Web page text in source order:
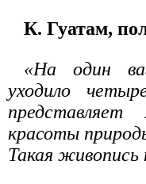
К. Гуатам,
«На один
уходило
красоты
Такая живопись